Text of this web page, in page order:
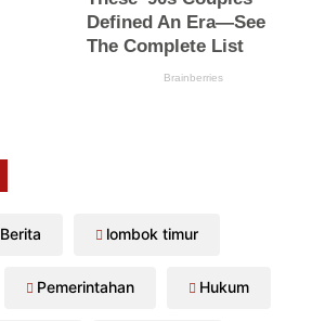
Berita lombok timur
Pemerintahan Hukum